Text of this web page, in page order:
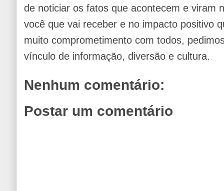
de noticiar os fatos que acontecem e viram
você que vai receber e no impacto positivo
muito comprometimento com todos,
vínculo de informação, diversão e cultura.
Nenhum comentário:
Postar um comentário